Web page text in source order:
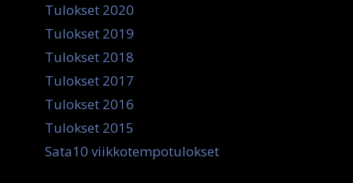
Tulokset 2020
Tulokset 2019
Tulokset 2018
Tulokset 2017
Tulokset 2016
Tulokset 2015
Sata10 viikkotempotulokset